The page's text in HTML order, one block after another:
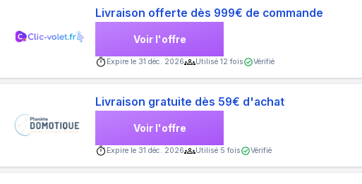
Livraison offerte dès 999€ de commande
Voir l'offre
Expire le 31 déc. 2026 Utilisé12 fois Vérifié
Livraison gratuite dès 59€ d'achat
Voir l'offre
Expire le 31 déc. 2026 Utilisé 5 fois Vérifié